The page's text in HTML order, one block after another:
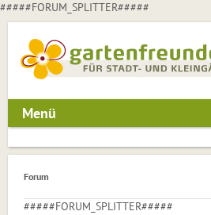
#####FORUM_SPLITTER#####
Menü
Forum
#####FORUM_SPLITTER#####